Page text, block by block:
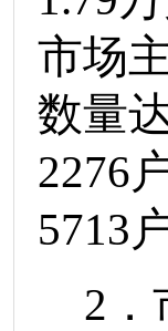
市场
数量
2276
5713
2 ．